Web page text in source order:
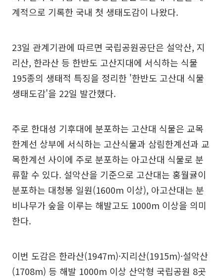
계적으로 기록한 국내 첫 생태도감이 나왔다.
23일 관계기관에 따르면 국립공원공단은 설악산, 지
리산, 한라산 등 한반도 고산지대에 서식하는 식물
195종의 생태적 특징을 정리한 '한반도 고산대 식물
생태도감'을 22일 발간했다.
주로 한대성 기후대에 분포하는 고산대 식물은 교목
한계선 상부에 서식하는 고산식물과 삼림한계선과 교
목한계선 사이에 주로 분포하는 아고산대 식물로 분
류할 수 있다. 설악산을 기준으로 고산대는 홍월귤이
분포하는 대청봉 일원(1600m 이상), 아고산대는 분
비나무가 숲을 이루는 해발고도 1000m 이상을 의미
한다.
이번 도감은 한라산(1947m)·지리산(1915m)·설악산
(1708m) 등 해발 1000m 이상 산악형 국립공원 8곳